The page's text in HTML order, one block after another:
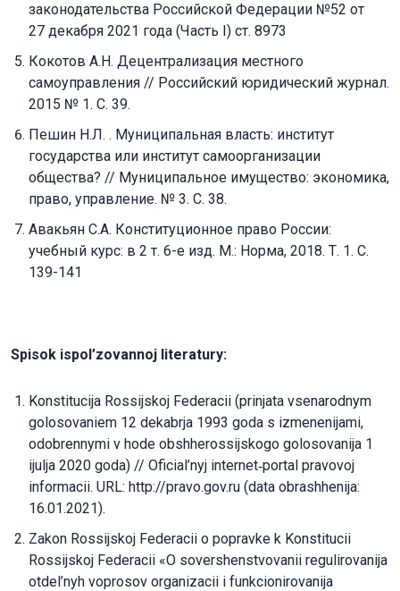
законодательства Российской Федерации №52 от
27 декабря 2021 года (Часть I) ст. 8973
Кокотов А.Н. Децентрализация местного
самоуправления // Российский юридический журнал.
2015 № 1. С. 39.
Пешин Н.Л. . Муниципальная власть: институт
государства или институт самоорганизации
общества? // Муниципальное имущество: экономика,
право, управление. № 3. С. 38.
Авакьян С.А. Конституционное право России:
учебный курс: в 2 т. 6-е изд. М.: Норма, 2018. Т. 1. С.
139-141
Spisok ispol’zovannoj literatury:
Konstitucija Rossijskoj Federacii (prinjata vsenarodnym
golosovaniem 12 dekabrja 1993 goda s izmenenijami,
odobrennymi v hode obshherossijskogo golosovanija 1
ijulja 2020 goda) // Oficial’nyj internet‐portal pravovoj
informacii. URL: http://pravo.gov.ru (data obrashhenija:
16.01.2021).
Zakon Rossijskoj Federacii o popravke k Konstitucii
Rossijskoj Federacii «O sovershenstvovanii regulirovanija
otdel’nyh voprosov organizacii i funkcionirovanija